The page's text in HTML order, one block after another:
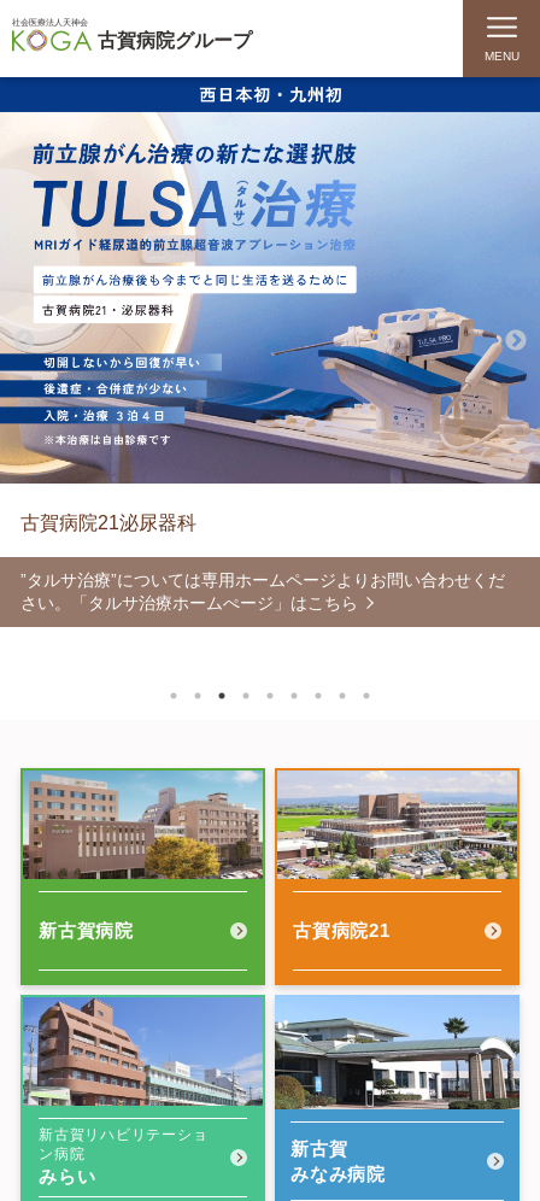
社会医療法人天神会
古賀病院グループ
MENU
周年記念事業の一環として「新古賀クリニック」新棟を開設しま
医療機器や施設の整備と医療技術の向上を図り、患者さん中心の
医療に取り組んでいます。
古賀病院21泌尿器科
”タルサ治療”については専用ホームページよりお問い合わせくだ
さい。
「タルサ治療ホームぺージ」はこちら
がんへの総合的なサポートを行い、「人々の豊かな生涯を支援す
る医療・介護」を常に考える病院でありたいと思います。
プライバシーにも配慮した専門性に特化した診療部門を設置し、
疾患予防からケアまで力を入れて取り組んでいます。
医療と福祉の切れ目のないケアを目指し、様々な介護サービスを
提供しています。詳しくはこちら写真:住宅型有料老人ホームこが
豊かな倫理観・専門的実践力・学び続ける力・国際性を備える自
律的な看護師の育成を行い、地域や国際社会における保健、医
開設から20年以上、6万件を超える実績！ 古賀病院21「PETがん
健診」はコチラ
新古賀病院 古賀病院21
新古賀リハビリテーショ
ン病院
みらい
新古賀
みなみ病院